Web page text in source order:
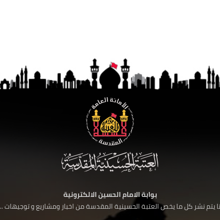
بوابة الامام الحسين الالكترونية
يتم نشر كل ما يخص العتبة الحسينية المقدسة من اخبار ومشاريع و توجيهات